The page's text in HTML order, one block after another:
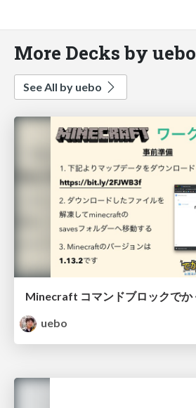
More Decks by uebo
See All by uebo
uebo